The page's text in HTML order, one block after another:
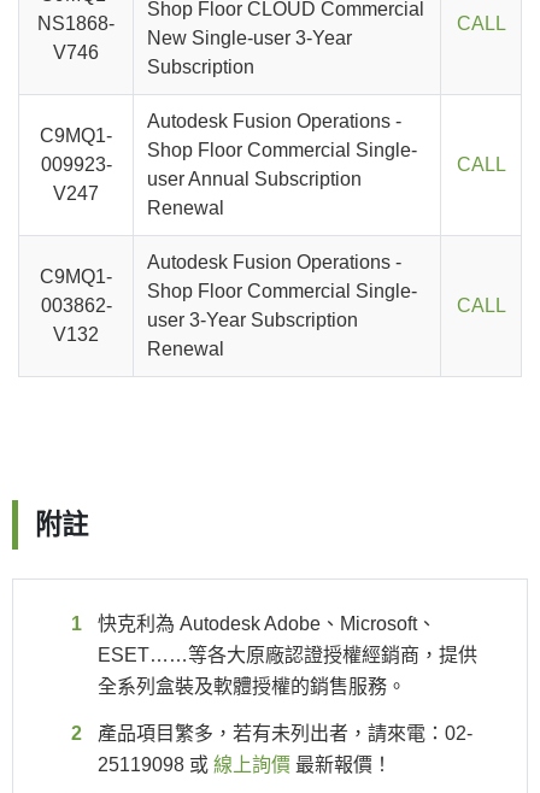
NS1868-
V746
Shop Floor CLOUD Commercial
New Single-user 3-Year
Subscription
CALL
C9MQ1-
009923-
V247
Autodesk Fusion Operations -
Shop Floor Commercial Single-
user Annual Subscription
Renewal
CALL
C9MQ1-
003862-
V132
Autodesk Fusion Operations -
Shop Floor Commercial Single-
user 3-Year Subscription
Renewal
CALL
附註
快克利為 Autodesk Adobe、Microsoft、
ESET……等各大原廠認證授權經銷商，提供
全系列盒裝及軟體授權的銷售服務。
產品項目繁多，若有未列出者，請來電：02-
25119098 或 線上詢價 最新報價！